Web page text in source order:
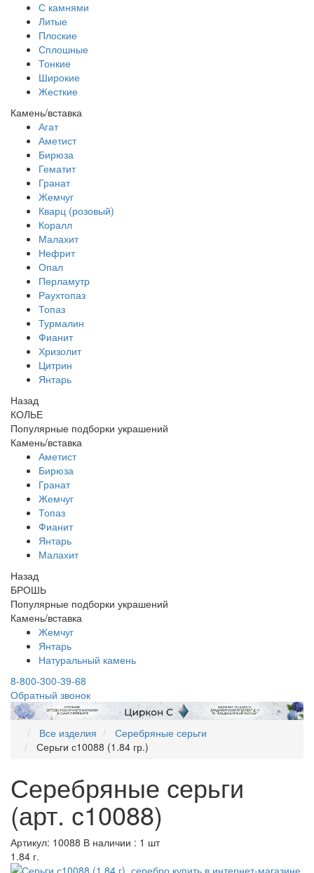
С камнями
Литые
Плоские
Сплошные
Тонкие
Широкие
Жесткие
Камень/вставка
Агат
Аметист
Бирюза
Гематит
Гранат
Жемчуг
Кварц (розовый)
Коралл
Малахит
Нефрит
Опал
Перламутр
Раухтопаз
Топаз
Турмалин
Фианит
Хризолит
Цитрин
Янтарь
Назад
КОЛЬЕ
Популярные подборки украшений
Камень/вставка
Аметист
Бирюза
Гранат
Жемчуг
Топаз
Фианит
Янтарь
Малахит
Назад
БРОШЬ
Популярные подборки украшений
Камень/вставка
Жемчуг
Янтарь
Натуральный камень
8-800-300-39-68
Обратный звонок
Все изделия
Серебряные серьги
Серьги с10088 (1.84 гр.)
Серебряные серьги
(арт. с10088)
Артикул: 10088 В наличии : 1 шт
1.84 г.